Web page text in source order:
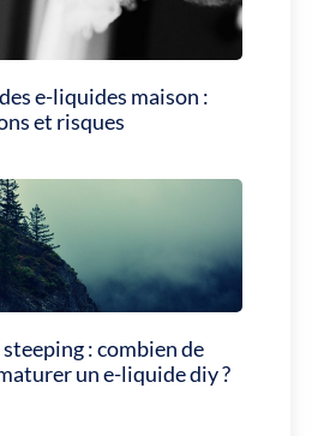
e-liquides maison :
et risques
: combien de
un e-liquide diy ?